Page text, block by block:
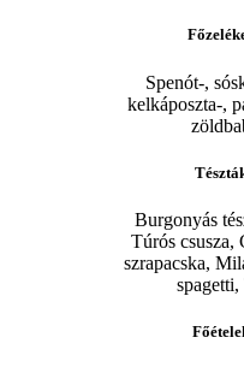
Spenót-,
kelkáposzta-,
Burgonyás
Túrós csusza,
szrapacska,